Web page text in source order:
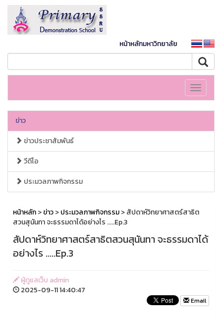
หน้าหลักมหาวิทยาลัย
Toggle
ข่าว
ข่าวประชาสัมพันธ์
วีดีโอ
ประมวลภาพกิจกรรม
หน้าหลัก>ข่าว>ประมวลภาพกิจกรรม> สัปดาห์วิทยาศาสตร์สาธิต
สวนสุนันทา จะธรรมดาได้อย่างไร .....Ep.3
สัปดาห์วิทยาศาสตร์สาธิตสวนสุนันทา จะธรรมดาได้
อย่างไร .....Ep.3
ผู้ดูแลเว็บ admin
2025-09-11 14:40:47
Email